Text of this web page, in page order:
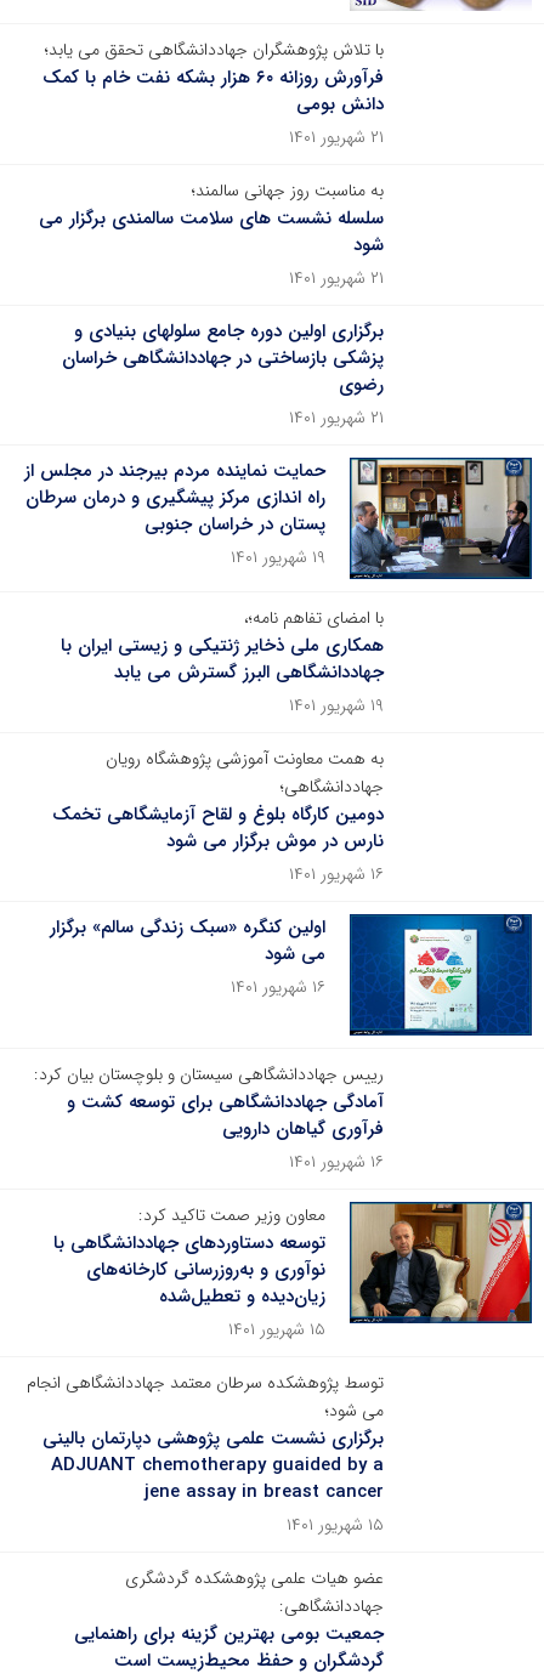
با تلاش پژوهشگران جهاددانشگاهی تحقق می یابد؛
فرآورش روزانه ۶۰ هزار بشکه نفت خام با کمک
دانش بومی
۲۱ شهریور ۱۴۰۱
به مناسبت روز جهانی سالمند؛
سلسله نشست های سلامت سالمندی برگزار می
شود
۲۱ شهریور ۱۴۰۱
برگزاری اولین دوره جامع سلول‏های بنیادی و
پزشکی بازساختی در جهاددانشگاهی خراسان
رضوی
۲۱ شهریور ۱۴۰۱
حمایت نماینده مردم بیرجند در مجلس از
راه اندازی مرکز پیشگیری و درمان سرطان
پستان در خراسان جنوبی
۱۹ شهریور ۱۴۰۱
با امضای تفاهم نامه؛،
همکاری ملی ذخایر ژنتیکی و زیستی ایران با
جهاددانشگاهی البرز گسترش می یابد
۱۹ شهریور ۱۴۰۱
به همت معاونت آموزشی پژوهشگاه رویان
جهاددانشگاهی؛
دومین کارگاه بلوغ و لقاح آزمایشگاهی تخمک
نارس در موش برگزار می شود
۱۶ شهریور ۱۴۰۱
اولین کنگره «سبک زندگی سالم» برگزار
می شود
۱۶ شهریور ۱۴۰۱
رییس جهاددانشگاهی سیستان و بلوچستان بیان کرد:
آمادگی جهاددانشگاهی برای توسعه کشت و
فرآوری گیاهان دارویی
۱۶ شهریور ۱۴۰۱
معاون وزیر صمت تاکید کرد:
توسعه دستاوردهای جهاددانشگاهی با
نوآوری و به‌روزرسانی کارخانه‌های
زیان‌دیده و تعطیل‌شده
۱۵ شهریور ۱۴۰۱
توسط پژوهشکده سرطان معتمد جهاددانشگاهی انجام
می شود؛
برگزاری نشست علمی پژوهشی دپارتمان بالینی
ADJUANT chemotherapy guaided by a
jene assay in breast cancer
۱۵ شهریور ۱۴۰۱
عضو هیات علمی پژوهشکده گردشگری
جهاددانشگاهی:
جمعیت بومی بهترین گزینه برای راهنمایی
گردشگران و حفظ محیط‌زیست است